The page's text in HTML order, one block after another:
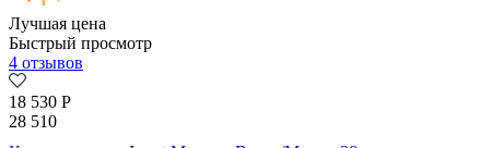
Лучшая цена
Быстрый просмотр
4 отзывов
18 530 Р
28 510